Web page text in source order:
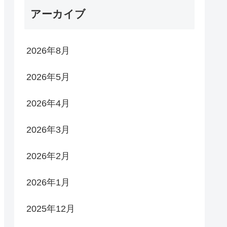
アーカイブ
2026年8月
2026年5月
2026年4月
2026年3月
2026年2月
2026年1月
2025年12月